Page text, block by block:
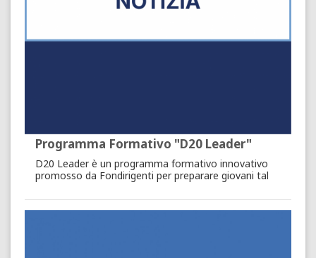
Programma Formativo "D20 Leader"
D20 Leader è un programma formativo innovativo
promosso da Fondirigenti per preparare giovani tal